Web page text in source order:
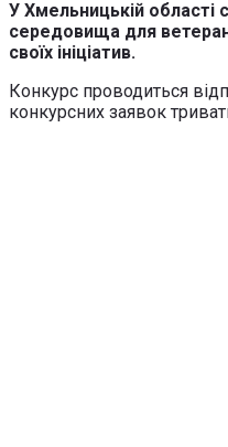
У Хмельницькій області
середовища для
своїх ініціатив.
Конкурс проводиться
конкурсних заявок